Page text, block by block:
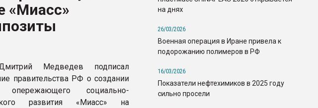
«Миасс»
Медведев подписал
правительства РФ о создании
опережающего социально-
развития «Миасс» на
на днях
26/03/2026
Военная операция в Иране привела к
подорожанию полимеров в РФ
16/03/2026
Показатели нефтехимиков в 2025 году
сильно просели